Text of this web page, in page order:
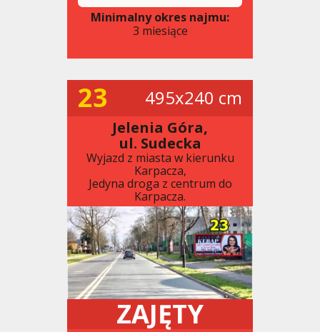
Minimalny okres najmu:
3 miesiące
23 495x240 cm
Jelenia Góra,
ul. Sudecka
Wyjazd z miasta w kierunku
Karpacza,
Jedyna droga z centrum do
Karpacza.
ZAJĘTY